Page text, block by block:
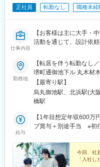
正社員 転勤なし 職種未経
仕事内容
【お客様は主に大手・
活動を通じて、設計依
勤務地
【転居を伴う転勤なし
堺町通御池下ル 丸木材
（京都市営地下鉄烏丸
駅（京都市営地下鉄東
地下鉄烏丸線）から徒
線）から徒歩約3分※淀
5分※入社後は京都本社
す。・受動喫煙対策：
【最寄り駅】
烏丸御池駅、北浜駅(大
橋駅
給与
【1年目想定年収600万
ブ賞与＋別途手当 ※初
ィブ】設計受注額の
門の比率は規定有り)※
入社される皆さんにと
今回、社
「入社し